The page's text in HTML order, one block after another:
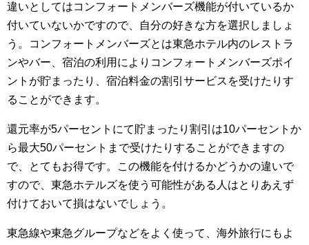
違いとしてはコンフォートメンバーズ機能が付いているか
付いていないかですので、自分の好きな方を選択しましょ
う。コンフォートメンバーズとは東急ホテル内のレストラ
ンやバー、宿泊の利用によりコンフォートメンバーズポイ
ントが貯まったり、宿泊料金の割引サービスを受けたりす
ることができます。
還元率が5パーセントにて貯まったり割引は10パーセントか
ら最大50パーセントまで受けたりすることができますの
で、とてもお得です。この機能を付けるかどうかの違いで
すので、東急ホテルズを使う可能性がある人はとりあえず
付けておいて損はないでしょう。
東急線や東急グループなどをよく使って、海外旅行にもよ